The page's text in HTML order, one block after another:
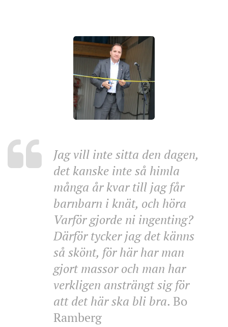
Jag vill inte sitta den dagen,
det kanske inte så himla
många år kvar till jag får
barnbarn i knät, och höra
Varför gjorde ni ingenting?
Därför tycker jag det känns
så skönt, för här har man
gjort massor och man har
verkligen ansträngt sig för
att det här ska bli bra. Bo
Ramberg